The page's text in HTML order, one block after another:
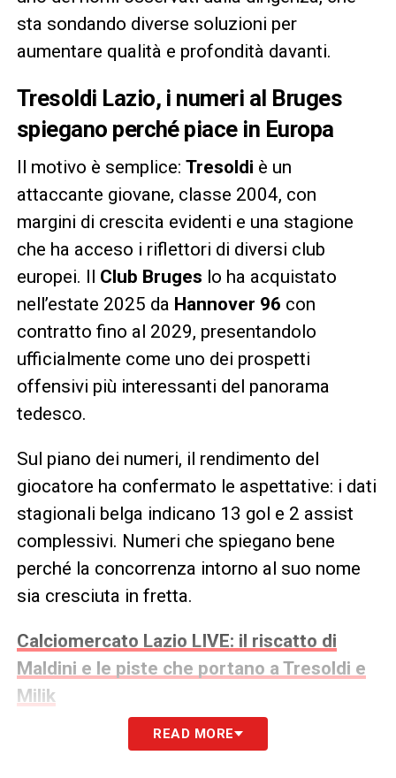
sta sondando diverse soluzioni per
aumentare qualità e profondità davanti.
Tresoldi Lazio, i numeri al Bruges
spiegano perché piace in Europa
Il motivo è semplice: Tresoldi è un
attaccante giovane, classe 2004, con
margini di crescita evidenti e una stagione
che ha acceso i riflettori di diversi club
europei. Il Club Bruges lo ha acquistato
nell’estate 2025 da Hannover 96 con
contratto fino al 2029, presentandolo
ufficialmente come uno dei prospetti
offensivi più interessanti del panorama
tedesco.
Sul piano dei numeri, il rendimento del
giocatore ha confermato le aspettative: i dati
stagionali belga indicano 13 gol e 2 assist
complessivi. Numeri che spiegano bene
perché la concorrenza intorno al suo nome
sia cresciuta in fretta.
Calciomercato Lazio LIVE: il riscatto di
Maldini e le piste che portano a Tresoldi e
Milik
Tresoldi Lazio, il rischio asta
READ MORE